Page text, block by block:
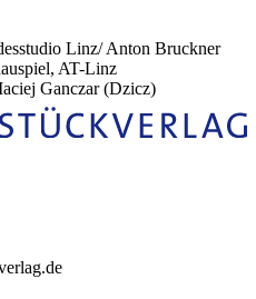
Linz/ Anton Bruckner
AT-Linz
Ganczar (Dzicz)